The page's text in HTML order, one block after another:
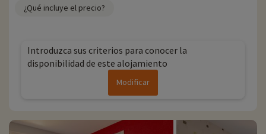
¿Qué incluye el precio?
Introduzca sus criterios para conocer la
disponibilidad de este alojamiento
Modificar